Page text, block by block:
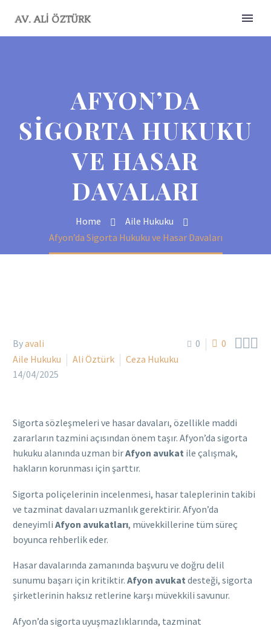
AFYON’DA
SIGORTA HUKUKU
VE HASAR
DAVALARI
Home
Aile Hukuku
Afyon’da Sigorta Hukuku ve Hasar Davaları
0 0 
Byavali
Aile Hukuku
Ali Öztürk
Ceza Hukuku
14/04/2025
Sigorta sözleşmeleri ve hasar davaları, özellikle maddi
zararların tazmini açısından önem taşır. Afyon’da sigorta
hukuku alanında uzman birAfyon avukat ile çalışmak,
hakların korunması için şarttır.
Sigorta poliçelerinin incelenmesi, hasar taleplerinin takibi
ve tazminat davaları uzmanlık gerektirir. Afyon’da
deneyimli Afyon avukatları, müvekkillerine tüm süreç
boyunca rehberlik eder.
Hasar davalarında zamanında başvuru ve doğru delil
sunumu başarı için kritiktir. Afyon avukat desteği, sigorta
şirketlerinin haksız retlerine karşı müvekkili savunur.
Afyon’da sigorta uyuşmazlıklarında, tazminat